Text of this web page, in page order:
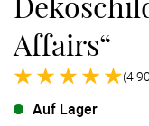
Affairs“
Auf Lager